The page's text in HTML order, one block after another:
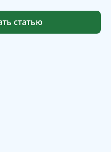
статью